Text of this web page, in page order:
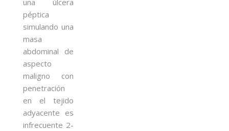
péptica
simulando una
masa
abdominal de
aspecto
maligno con
penetración
en el tejido
adyacente es
infrecuente 2-